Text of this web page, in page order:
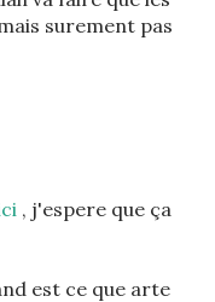
surement pas
, j'espere que ça
est ce que arte